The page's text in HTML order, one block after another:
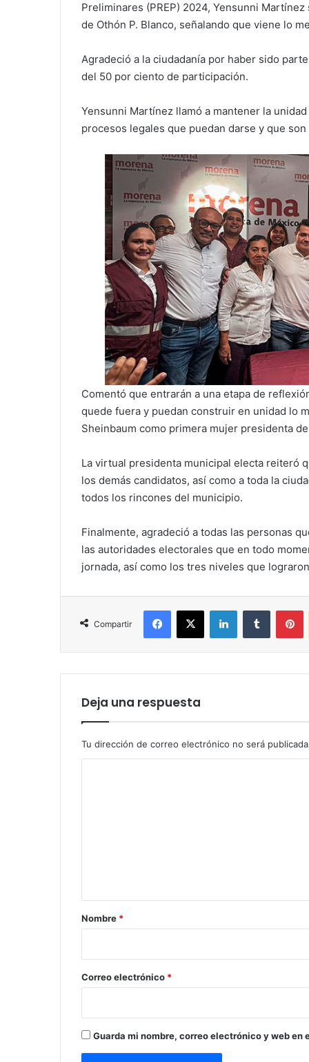
Preliminares (PREP) 2024, Yensunni
de Othón P. Blanco, señalando que viene lo
Agradeció a la ciudadanía por haber sido
del 50 por ciento de participación.
Yensunni Martínez llamó a mantener la
procesos legales que puedan darse y que
Comentó que entrarán a una etapa de
quede fuera y puedan construir en unidad lo
Sheinbaum como primera mujer presidenta
La virtual presidenta municipal electa reiteró
los demás candidatos, así como a toda la
todos los rincones del municipio.
Finalmente, agradeció a todas las personas
las autoridades electorales que en todo
jornada, así como los tres niveles que
Compartir
Facebook
X LinkedInTumblr
Deja una respuesta
Tu dirección de correo electrónico no será
r
*
Nombre *
Correo electrónico *
Guarda mi nombre, correo electrónico y web en